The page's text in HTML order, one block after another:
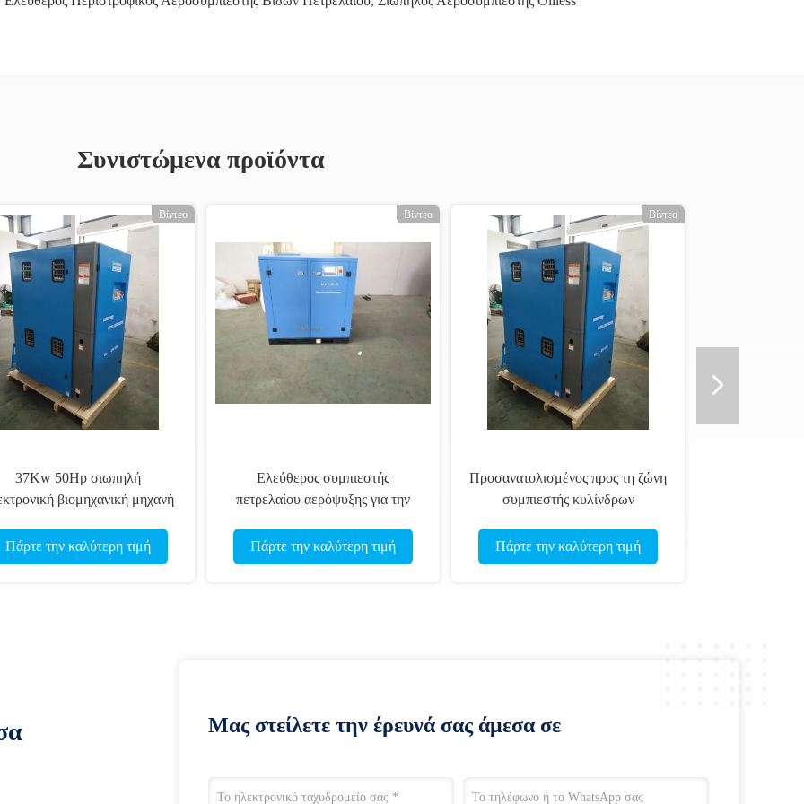
Συνιστώμενα προϊόντα
Βίντεο
37Kw 50Hp σιωπηλή
βιομηχανική μηχανή
οδηγημένος αεροσυμπιεστής
Πάρτε την καλύτερη τιμή
Βίντεο
Ελεύθερος συμπιεστής
πετρελαίου αερόψυξης για την
πιστοποίηση
Πάρτε την καλύτερη τιμή
Βίντεο
Προσανατολισμένος προς τη ζώνη
συμπιεστής κυλίνδρων
ηλεκτρικός συμπιεστής
κυλίνδρων δόνησης
Πάρτε την καλύτερη τιμή
Μας στείλετε την έρευνά σας άμεσα σε